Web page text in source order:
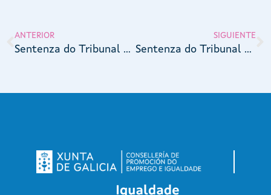
ANTERIOR
Sentenza do Tribunal Superior de Xustiza de Comunidade Valenciana 6210/2023, do 21 de novembro de 2023 (rec. 1984_2023)
SIGUIENTE
Sentenza do Tribunal Superior de Xustiza da Unión Europea do 12 de decembro de 2013